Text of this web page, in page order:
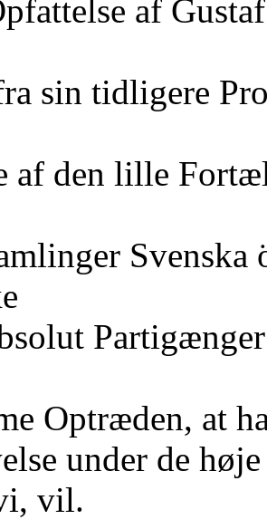
af
sin tidligere
af den lille
Optræden, at
under de
vil.